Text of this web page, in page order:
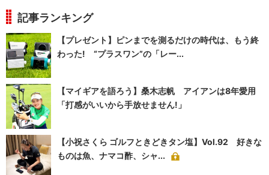
記事ランキング
【プレゼント】ピンまでを測るだけの時代は、もう終
わった! “プラスワン”の「レー...
【マイギアを語ろう】桑木志帆 アイアンは8年愛用
「打感がいいから手放せません!」
【小祝さくら ゴルフときどきタン塩】Vol.92 好きな
ものは魚、ナマコ酢、シャ...